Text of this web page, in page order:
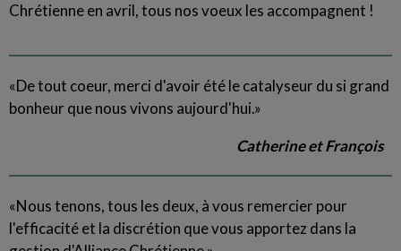
Chrétienne en avril, tous nos voeux les accompagnent !
«De tout coeur, merci d'avoir été le catalyseur du si grand
bonheur que nous vivons aujourd'hui.»
Catherine et François
«Nous tenons, tous les deux, à vous remercier pour
l'efficacité et la discrétion que vous apportez dans la